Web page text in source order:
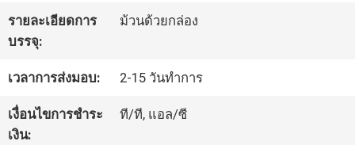
คุณภาพ
รายละเอียดการ
บรรจุ:
ม้วนด้วยกล่อง
เวลาการส่งมอบ: 2-15 วันทำการ
เงื่อนไขการชำระ
เงิน:
ที/ที, แอล/ซี